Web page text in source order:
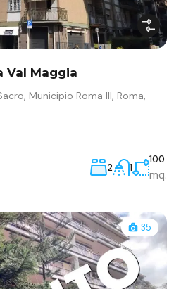
Val Maggia
Municipio Roma III, Roma,
2 1
100
mq.
35